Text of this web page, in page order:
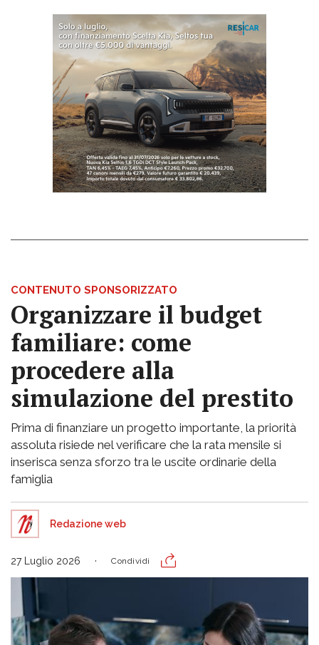
CONTENUTO SPONSORIZZATO
Organizzare il budget
familiare: come
procedere alla
simulazione del prestito
Prima di finanziare un progetto importante, la priorità
assoluta risiede nel verificare che la rata mensile si
inserisca senza sforzo tra le uscite ordinarie della
famiglia
Redazione web
27 Luglio 2026 Condividi